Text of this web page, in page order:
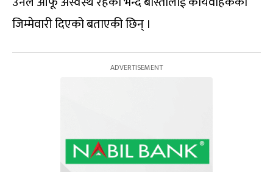
जिम्मेवारी दिएको बताएकी छिन् ।